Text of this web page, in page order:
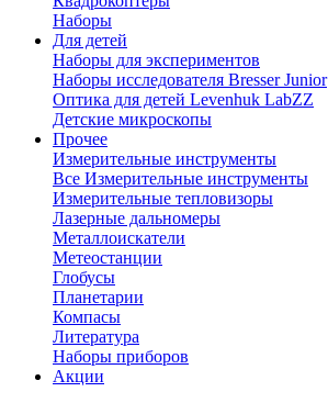
Наборы
Для детей
Наборы для экспериментов
Наборы исследователя Bresser Junior
Оптика для детей Levenhuk LabZZ
Детские микроскопы
Прочее
Измерительные инструменты
Все Измерительные инструменты
Измерительные тепловизоры
Лазерные дальномеры
Металлоискатели
Метеостанции
Глобусы
Планетарии
Компасы
Литература
Наборы приборов
Акции